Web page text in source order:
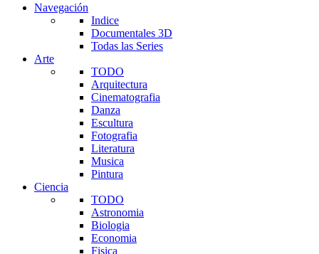
Navegación
Indice
Documentales 3D
Todas las Series
Arte
TODO
Arquitectura
Cinematografia
Danza
Escultura
Fotografia
Literatura
Musica
Pintura
Ciencia
TODO
Astronomia
Biologia
Economia
Fisica